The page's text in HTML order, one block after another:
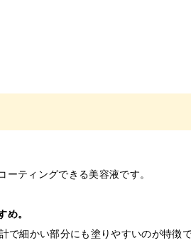
ーティングできる美容液です。
め。
で細かい部分にも塗りやすいのが特